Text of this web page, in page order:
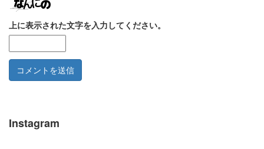
上に表示された文字を入力してください。
Instagram